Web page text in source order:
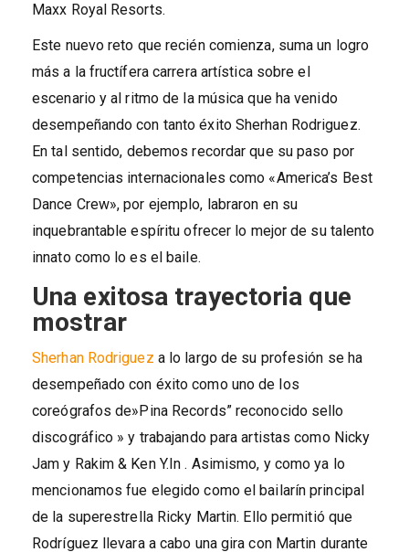
Maxx Royal Resorts.
Este nuevo reto que recién comienza, suma un logro
más a la fructífera carrera artística sobre el
escenario y al ritmo de la música que ha venido
desempeñando con tanto éxito Sherhan Rodriguez.
En tal sentido, debemos recordar que su paso por
competencias internacionales como «America’s Best
Dance Crew», por ejemplo, labraron en su
inquebrantable espíritu ofrecer lo mejor de su talento
innato como lo es el baile.
Una exitosa trayectoria que
mostrar
Sherhan Rodriguez a lo largo de su profesión se ha
desempeñado con éxito como uno de los
coreógrafos de»Pina Records” reconocido sello
discográfico » y trabajando para artistas como Nicky
Jam y Rakim & Ken Y.In . Asimismo, y como ya lo
mencionamos fue elegido como el bailarín principal
de la superestrella Ricky Martin. Ello permitió que
Rodríguez llevara a cabo una gira con Martin durante